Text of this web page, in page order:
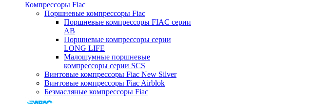
Компрессоры Fiac
Поршневые компрессоры Fiac
Поршневые компрессоры FIAC серии
AB
Поршневые компрессоры серии
LONG LIFE
Малошумные поршневые
компрессоры серии SCS
Винтовые компрессоры Fiac New Silver
Винтовые компрессоры Fiac Airblok
Безмасляные компрессоры Fiac